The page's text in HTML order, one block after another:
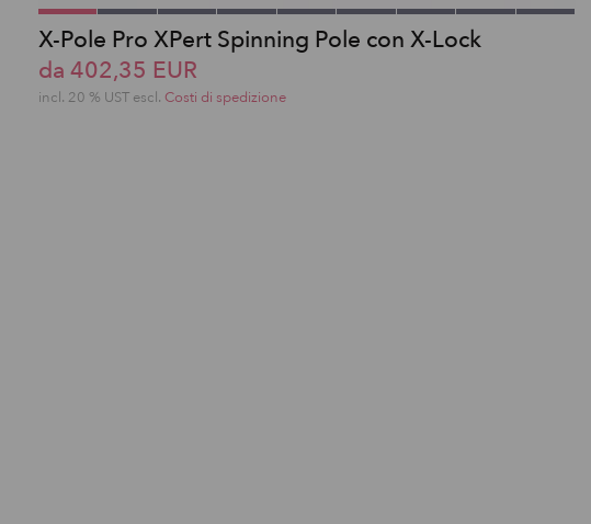
X-Pole Pro XPert Spinning Pole con X-Lock
da 402,35 EUR
incl. 20 % UST escl. Costi di spedizione